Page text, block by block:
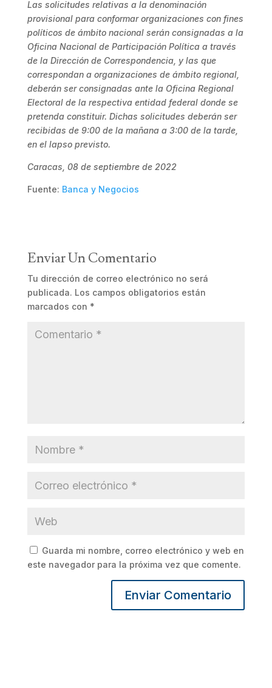
Las solicitudes relativas a la denominación
provisional para conformar organizaciones con fines
políticos de ámbito nacional serán consignadas a la
Oficina Nacional de Participación Política a través
de la Dirección de Correspondencia, y las que
correspondan a organizaciones de ámbito regional,
deberán ser consignadas ante la Oficina Regional
Electoral de la respectiva entidad federal donde se
pretenda constituir. Dichas solicitudes deberán ser
recibidas de 9:00 de la mañana a 3:00 de la tarde,
en el lapso previsto.
Caracas, 08 de septiembre de 2022
Fuente: Banca y Negocios
Enviar Un Comentario
Tu dirección de correo electrónico no será
publicada. Los campos obligatorios están
marcados con *
Guarda mi nombre, correo electrónico y web en
este navegador para la próxima vez que comente.